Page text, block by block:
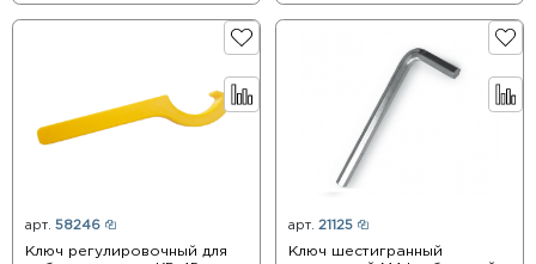
арт. 58246
Ключ регулировочный для
арт. 21125
Ключ шестигранный